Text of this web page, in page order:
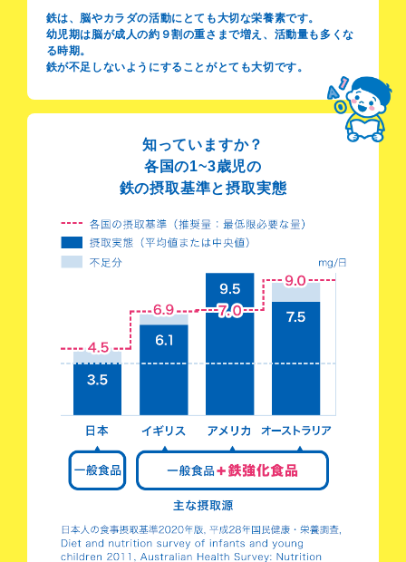
鉄は、脳やカラダの活動にとても大切な栄養素です。
幼児期は脳が成人の約９割の重さまで増え、活動量も多くな
る時期。
鉄が不足しないようにすることがとても大切です。
知っていますか？
各国の1~3歳児の
鉄の摂取基準と摂取実態